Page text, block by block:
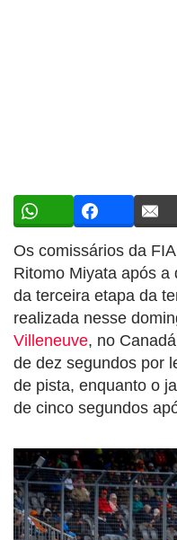
Os comissários da
Ritomo Miyata após a
da terceira etapa da
realizada nesse
Villeneuve, no
de dez segundos por
de pista, enquanto o
de cinco segundos